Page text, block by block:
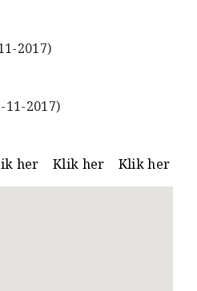
2017)
2017)
her Klik her Klik her